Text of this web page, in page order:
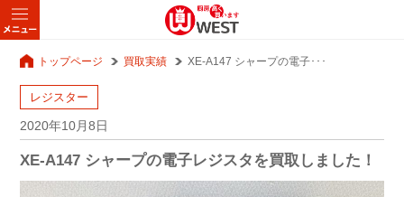
トップページ 買取実績 XE-A147 シャープの電子･･･
レジスター
2020年10月8日
XE-A147 シャープの電子レジスタを買取しました！